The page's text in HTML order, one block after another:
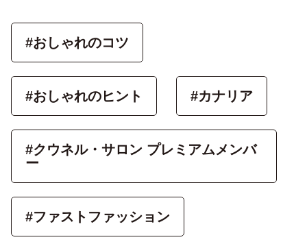
#おしゃれのコツ
#おしゃれのヒント #カナリア
#クウネル・サロン プレミアムメンバ
ー
#ファストファッション